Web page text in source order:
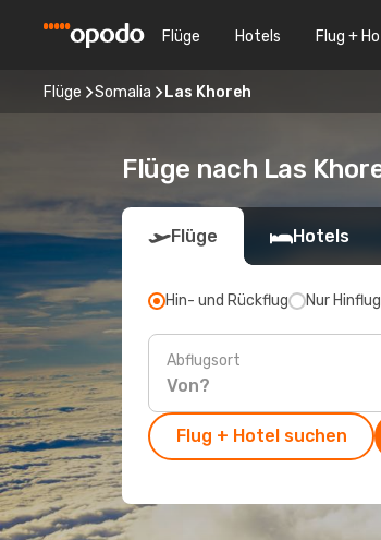
Flüge Hotels Flug +
Flüge Somalia Las Khoreh
Flüge nach Las
Flüge Hotels
Hin- und Rückflug Nur Hinflug
Abflugsort
Flug + Hotel suchen